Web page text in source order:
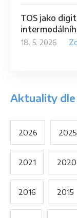
TOS jako
18. 5. 2026
Aktuality dle
2026 2025
2021 2020
2016 2015